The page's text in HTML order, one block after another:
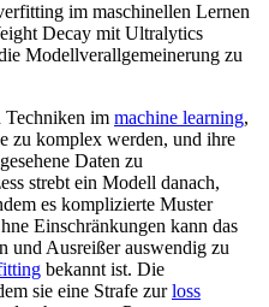
im maschinellen Lernen
Decay mit Ultralytics
Modellverallgemeinerung zu
Techniken im machine learning,
zu komplex werden, und ihre
Daten zu
strebt ein Modell danach,
es komplizierte Muster
Einschränkungen kann das
und Ausreißer auswendig zu
bekannt ist. Die
sie eine Strafe zurloss